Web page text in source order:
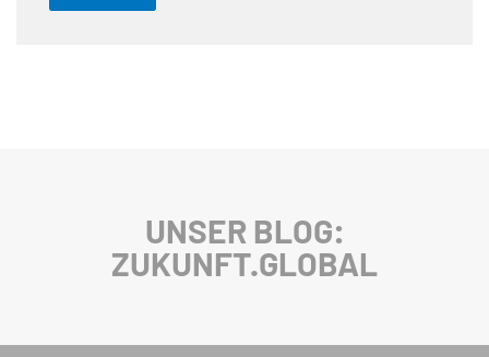
UNSER BLOG:
ZUKUNFT.GLOBAL